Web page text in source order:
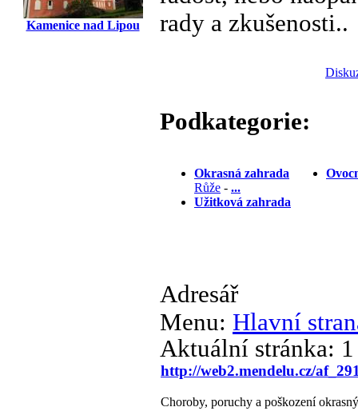
Kamenice nad Lipou
rady a zkušenosti..
Podkategorie:
Okrasná zahrada
Růže - ...
Užitková zahrada
Adresář
Menu: Hlavní
Aktuální stránka:
http://web2.mendelu.cz/
Choroby, poruchy a poškození